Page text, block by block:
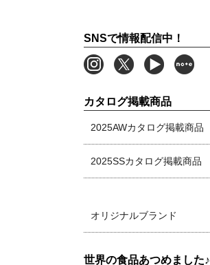
SNSで情報配信中！
カタログ掲載商品
2025AWカタログ掲載商品
2025SSカタログ掲載商品
オリジナルブランド
世界の食品あつめました♪